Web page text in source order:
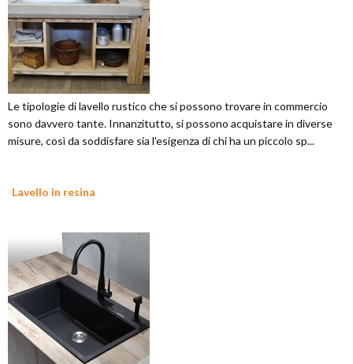
Le tipologie di lavello rustico che si possono trovare in commercio
sono davvero tante. Innanzitutto, si possono acquistare in diverse
misure, così da soddisfare sia l'esigenza di chi ha un piccolo sp...
Lavello in resina